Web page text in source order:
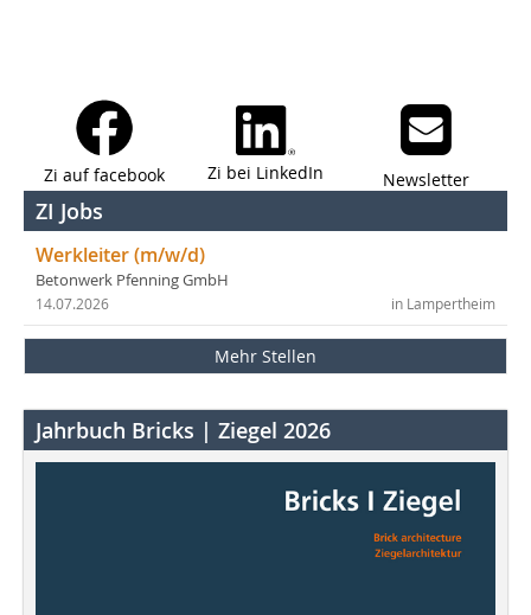
Zi auf facebook Zi bei LinkedIn Newsletter
ZI Jobs
Werkleiter (m/w/d)
Betonwerk Pfenning GmbH
in Lampertheim
14.07.2026
Mehr Stellen
Jahrbuch Bricks | Ziegel 2026